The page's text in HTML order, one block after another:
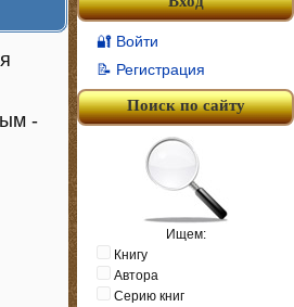
-
🔐 Войти
📝 Регистрация
Поиск по сайту
Ищем:
Книгу
Автора
Серию книг